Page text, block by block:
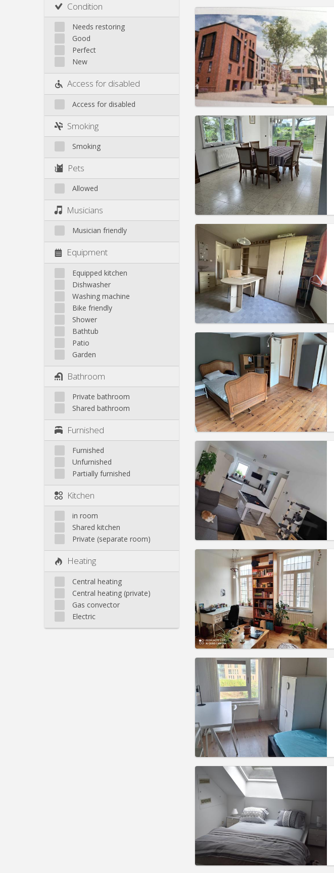
Condition
Needs restoring
Good
Perfect
New
Access for disabled
Access for disabled
Smoking
Smoking
Pets
Allowed
Musicians
Musician friendly
Equipment
Equipped kitchen
Dishwasher
Washing machine
Bike friendly
Shower
Bathtub
Patio
Garden
Bathroom
Private bathroom
Shared bathroom
Furnished
Furnished
Unfurnished
Partially furnished
Kitchen
in room
Shared kitchen
Private (separate room)
Heating
Central heating
Central heating (private)
Gas convector
Electric
Practical Info
Rent:1050 €
Charges:120 €
Duration:12 months, 3-4 months,
monthly
Domiciliation:Allowed
Practical Info
Rent: 435 €
Charges:160 €
Duration:12 months, 11 months
Domiciliation:Allowed
Practical Info
Rent:350 €
Charges:50 €
Duration:12 months, 10 months
Domiciliation:No
Practical Info
Rent:450 € (75 €/pers.)
Charges:75 € (13 €/pers.)
Duration:12 months
Domiciliation:Allowed
Practical Info
Rent:650 €
Charges:150 €
Duration: 12 months, 11 months, 10
months
Domiciliation:Allowed
Practical Info
Rent:450 €
Charges:50 €
Duration: 12 months
Domiciliation:No
Practical Info
Rent:350 €
100 €
Duration:10 months, 5-6 months, 3-
4 months
Domiciliation:No
Practical Info
Rent:465 €
Charges: 75 €
Duration:12 months
Domiciliation: With conditions